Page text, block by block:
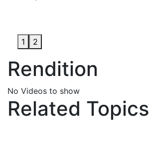
1 2
Rendition
No Videos to show
Related Topics